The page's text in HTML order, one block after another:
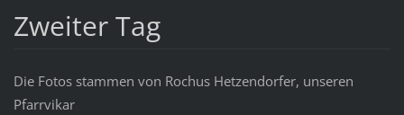
Zweiter Tag
Die Fotos stammen von Rochus Hetzendorfer, unseren
Pfarrvikar